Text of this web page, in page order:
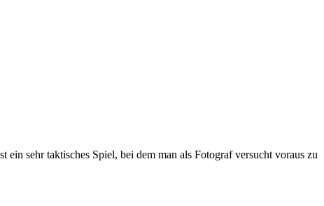
sehr taktisches Spiel, bei dem man als Fotograf versucht voraus zu